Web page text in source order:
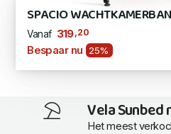
SPACIO
Vanaf 319,20
Bespaar nu 25%
Vela Sunbed
Het meest